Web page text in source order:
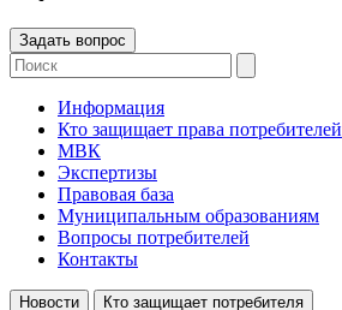
Задать вопрос
Информация
Кто защищает права потребителей
МВК
Экспертизы
Правовая база
Муниципальным образованиям
Вопросы потребителей
Контакты
Новости
Кто защищает потребителя